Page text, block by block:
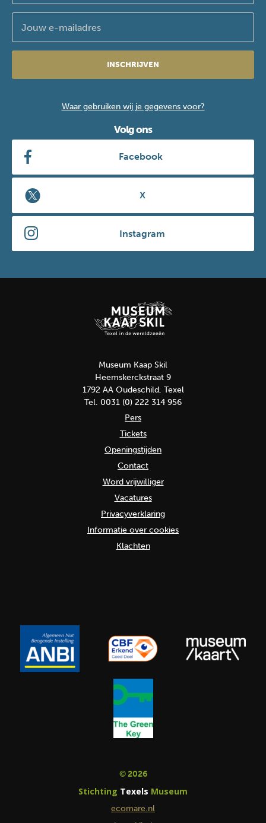
INSCHRIJVEN
Waar gebruiken wij je gegevens voor?
Volg ons
Facebook
X
Instagram
Museum Kaap Skil
Heemskerckstraat 9
1792 AA Oudeschild, Texel
Tel. 0031 (0) 222 314 956
Pers
Tickets
Openingstijden
Contact
Word vrijwilliger
Vacatures
Privacyverklaring
Informatie over cookies
Klachten
© 2026
Stichting Texels Museum
ecomare.nl